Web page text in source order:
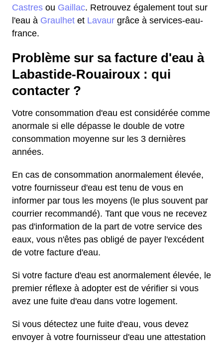
Castres ou Gaillac. Retrouvez également tout sur
l'eau à Graulhet et Lavaur grâce à services-eau-
france.
Problème sur sa facture d'eau à
Labastide-Rouairoux : qui
contacter ?
Votre consommation d'eau est considérée comme
anormale si elle dépasse le double de votre
consommation moyenne sur les 3 dernières
années.
En cas de consommation anormalement élevée,
votre fournisseur d'eau est tenu de vous en
informer par tous les moyens (le plus souvent par
courrier recommandé). Tant que vous ne recevez
pas d'information de la part de votre service des
eaux, vous n'êtes pas obligé de payer l'excédent
de votre facture d'eau.
Si votre facture d'eau est anormalement élevée, le
premier réflexe à adopter est de vérifier si vous
avez une fuite d'eau dans votre logement.
Si vous détectez une fuite d'eau, vous devez
envoyer à votre fournisseur d'eau une attestation